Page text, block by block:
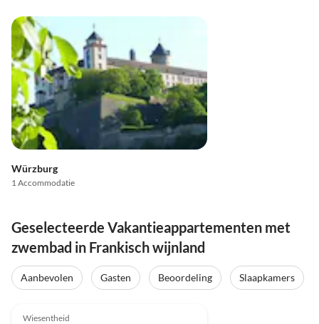
Würzburg
1 Accommodatie
Geselecteerde Vakantieappartementen met
zwembad in Frankisch wijnland
Aanbevolen Gasten Beoordeling
Slaapkamers
Wiesentheid